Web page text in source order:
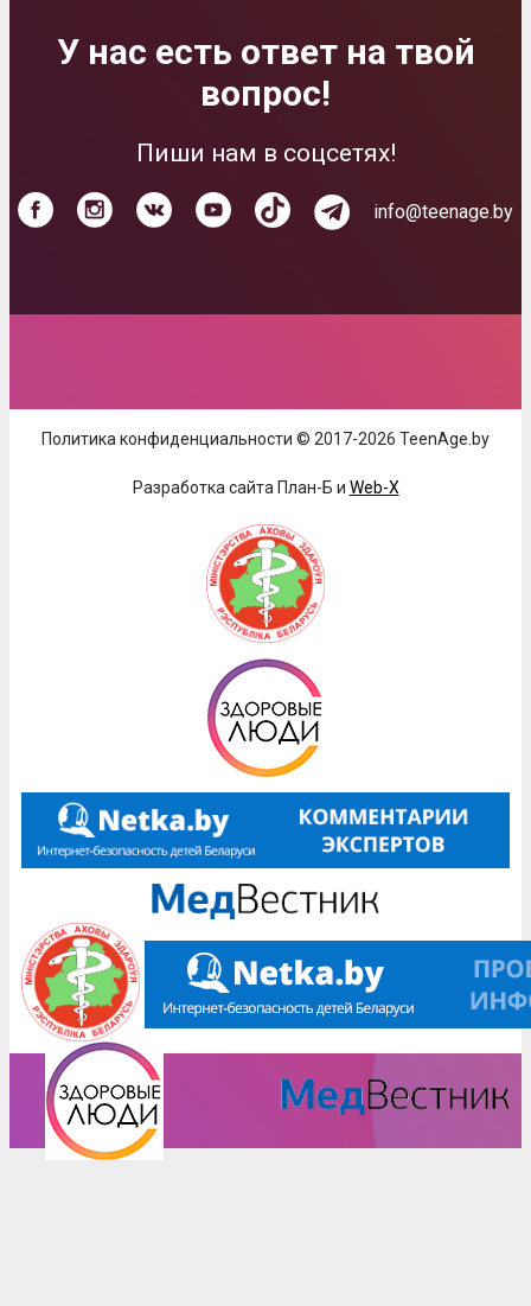
У нас есть ответ на твой
вопрос!
Пиши нам в соцсетях!
info@teenage.by
Политика конфиденциальности © 2017-2026 TeenAge.by
Разработка сайта План-Б и Web-X